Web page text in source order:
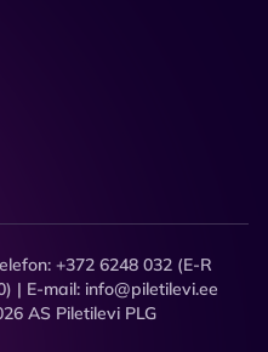
+372 6248 032 (E-R
| E-mail: info@piletilevi.ee
AS Piletilevi PLG